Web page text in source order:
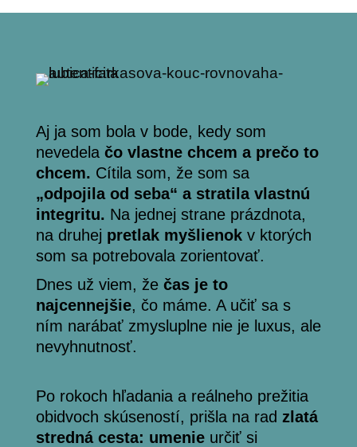
Aj ja som bola v bode, kedy som
nevedela čo vlastne chcem a prečo to
chcem. Cítila som, že som sa
„odpojila od seba“ a stratila vlastnú
integritu. Na jednej strane prázdnota,
na druhej pretlak myšlienokv ktorých
som sa potrebovala zorientovať.
Dnes už viem, že čas je to
najcennejšie, čo máme. A učiť sa s
ním narábať zmysluplne nie je luxus, ale
nevyhnutnosť.
Po rokoch hľadania a reálneho prežitia
obidvoch skúseností, prišla na rad zlatá
stredná cesta: umenie určiť si